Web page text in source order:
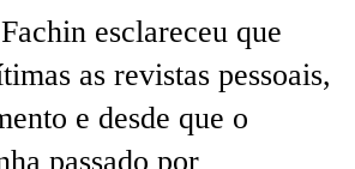
esclareceu que
as revistas pessoais,
e desde que o
passado por